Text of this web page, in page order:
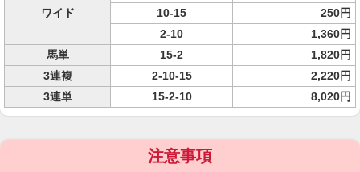
ワイド
10-15
250円
2-10
1,360円
馬単
15-2
1,820円
3連複
2-10-15
2,220円
3連単
15-2-10 8,020円
注意事項